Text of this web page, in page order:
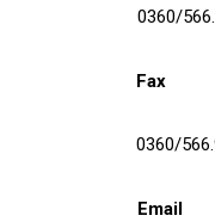
0360/
Fax
0360/
Email